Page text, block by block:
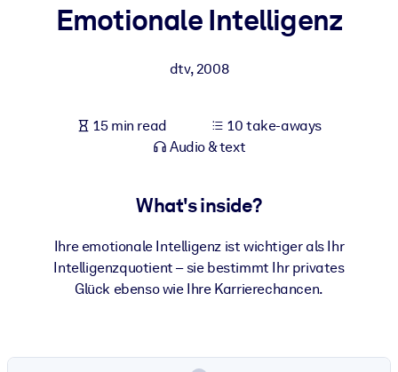
For Corporate Libraries
Fuel your AI systems with reliable, structured knowledge to
outputs.
Emotionale Intelligenz
dtv,2008
15 min read
10 take-aways
Audio & text
What's inside?
Ihre emotionale Intelligenz ist wichtiger als Ihr
Intelligenzquotient – sie bestimmt Ihr privates
Glück ebenso wie Ihre Karrierechancen.